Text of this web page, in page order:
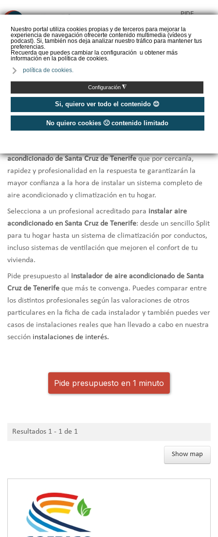
Nuestro portal utiliza cookies propias y de terceros para mejorar la
experiencia de navegación ofrecerte contenido multimedia (vídeos y
podcast). Si, también nos deja analizar nuestro tráfico para mantener tus
preferencias.
Recuerda que puedes cambiar la configuración u obtener más
información en la política de cookies.
política de cookies.
Configuración ◮
Si, quiero ver todo el contenido 😊
No quiero cookies 🙁 contenido limitado
PIDE
CALORYFRIO
Inicio
Instaladores Aire Acondicionado
Santa Cruz de Tenerife
acondicionado de Santa Cruz de Tenerifeque por cercanía,
rapidez y profesionalidad en la respuesta te garantizarán la
mayor confianza a la hora de instalar un sistema completo de
aire acondicionado y climatización en tu hogar.
Selecciona a un profesional acreditado para instalar aire
acondicionado en Santa Cruz de Tenerife: desde un sencillo Split
para tu hogar hasta un sistema de climatización por conductos,
incluso sistemas de ventilación que mejoren el confort de tu
vivienda.
Pide presupuesto al instalador de aire acondicionado de Santa
Cruz de Tenerife que más te convenga. Puedes comparar entre
los distintos profesionales según las valoraciones de otros
particulares en la ficha de cada instalador y también puedes ver
casos de instalaciones reales que han llevado a cabo en nuestra
sección instalaciones de interés.
Pide presupuesto en 1 minuto
Resultados 1 - 1 de 1
Show map